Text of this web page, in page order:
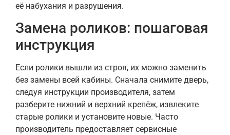
её набухания и разрушения.
Замена роликов: пошаговая
инструкция
Если ролики вышли из строя, их можно заменить
без замены всей кабины. Сначала снимите дверь,
следуя инструкции производителя, затем
разберите нижний и верхний крепёж, извлеките
старые ролики и установите новые. Часто
производитель предоставляет сервисные